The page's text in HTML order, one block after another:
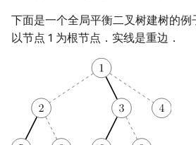
拟阵
Berlekamp–Massey 算法
图的着色
图的匹配
Prüfer 序列
下面是一个全局平衡二叉树建树的例
以节点 1 为根节点．实线是重边．